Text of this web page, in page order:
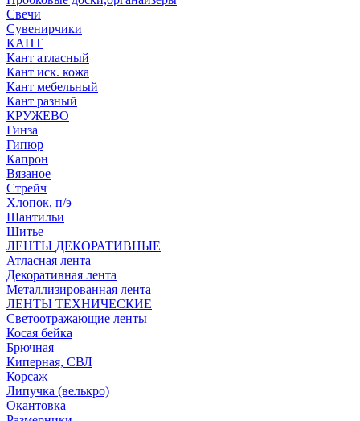
Свечи
Сувенирчики
КАНТ
Кант атласный
Кант иск. кожа
Кант мебельный
Кант разный
КРУЖЕВО
Гинза
Гипюр
Капрон
Вязаное
Стрейч
Хлопок, п/э
Шантильи
Шитье
ЛЕНТЫ ДЕКОРАТИВНЫЕ
Атласная лента
Декоративная лента
Металлизированная лента
ЛЕНТЫ ТЕХНИЧЕСКИЕ
Светоотражающие ленты
Косая бейка
Брючная
Киперная, СВЛ
Корсаж
Липучка (велькро)
Окантовка